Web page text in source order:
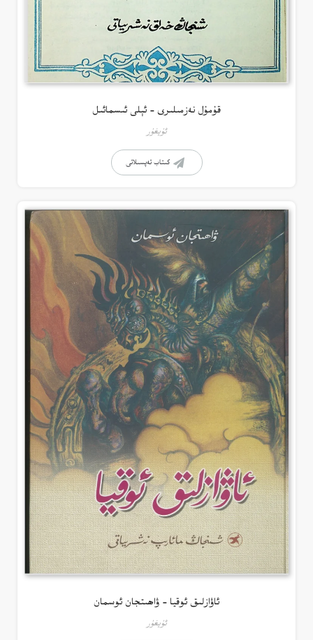
قۇمۇل نەزمىلىرى – ئېلى ئىسمائىل
ئۇيغۇر
كىتاب تەپسىلاتى
ئاۋازلىق ئوقيا – ۋاھىتجان ئوسمان
ئۇيغۇر